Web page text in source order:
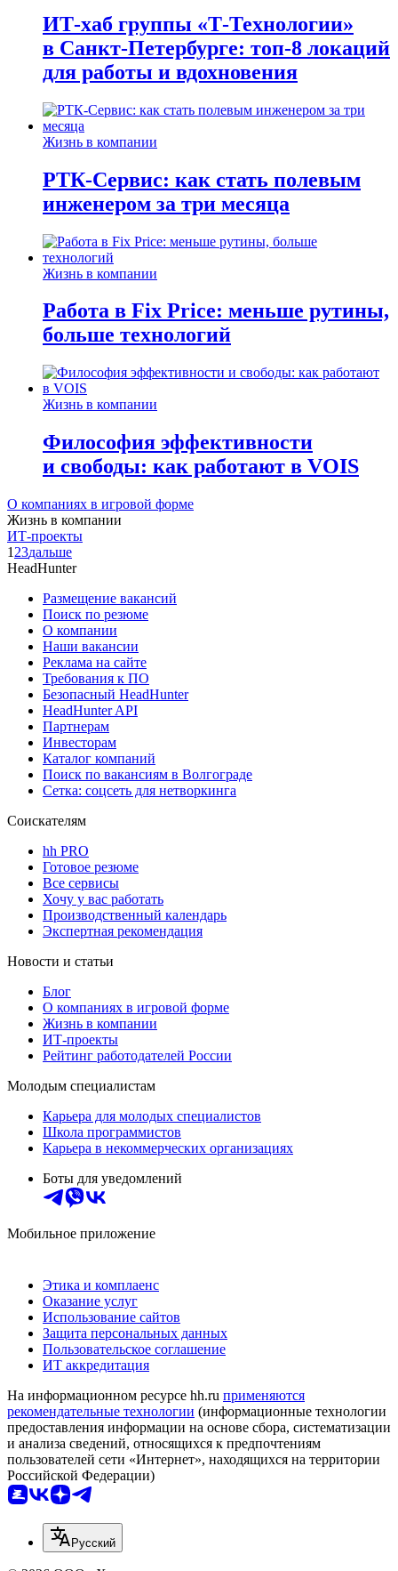
ИТ-хаб группы «Т-Технологии»
в Санкт-Петербурге: топ-8 локаций
для работы и вдохновения
Жизнь в компании
РТК-Сервис: как стать полевым
инженером за три месяца
Жизнь в компании
Работа в Fix Price: меньше рутины,
больше технологий
Жизнь в компании
Философия эффективности
и свободы: как работают в VOIS
О компаниях в игровой форме
Жизнь в компании
ИТ-проекты
1 23дальше
HeadHunter
Размещение вакансий
Поиск по резюме
О компании
Наши вакансии
Реклама на сайте
Требования к ПО
Безопасный HeadHunter
HeadHunter API
Партнерам
Инвесторам
Каталог компаний
Поиск по вакансиям в Волгограде
Сетка: соцсеть для нетворкинга
Соискателям
hh PRO
Готовое резюме
Все сервисы
Хочу у вас работать
Производственный календарь
Экспертная рекомендация
Новости и статьи
Блог
О компаниях в игровой форме
Жизнь в компании
ИТ-проекты
Рейтинг работодателей России
Молодым специалистам
Карьера для молодых специалистов
Школа программистов
Карьера в некоммерческих организациях
Боты для уведомлений
Мобильное приложение
Этика и комплаенс
Оказание услуг
Использование сайтов
Защита персональных данных
Пользовательское соглашение
ИТ аккредитация
На информационном ресурсе hh.ru применяются
рекомендательные технологии (информационные технологии
предоставления информации на основе сбора, систематизации
и анализа сведений, относящихся к предпочтениям
пользователей сети «Интернет», находящихся на территории
Российской Федерации)
Русский